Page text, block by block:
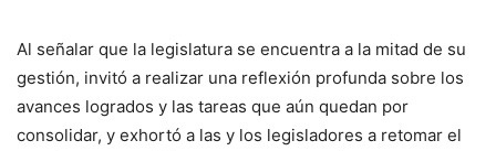
Al señalar que la legislatura se encuentra a la mitad de su
gestión, invitó a realizar una reflexión profunda sobre los
avances logrados y las tareas que aún quedan por
consolidar, y exhortó a las y los legisladores a retomar el